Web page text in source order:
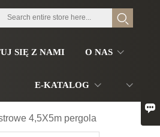
SIĘ Z NAMI O NAS
E-KATALOG
4,5X5m pergola
